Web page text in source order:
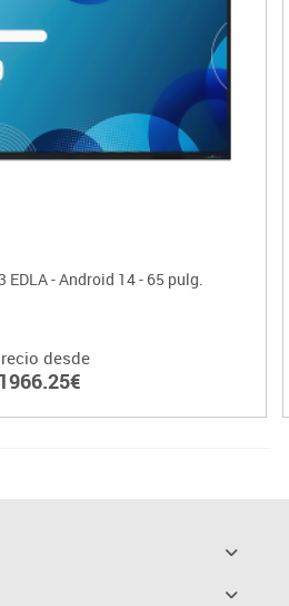
EDLA - Android 14 - 65 pulg.
desde
1966.25€